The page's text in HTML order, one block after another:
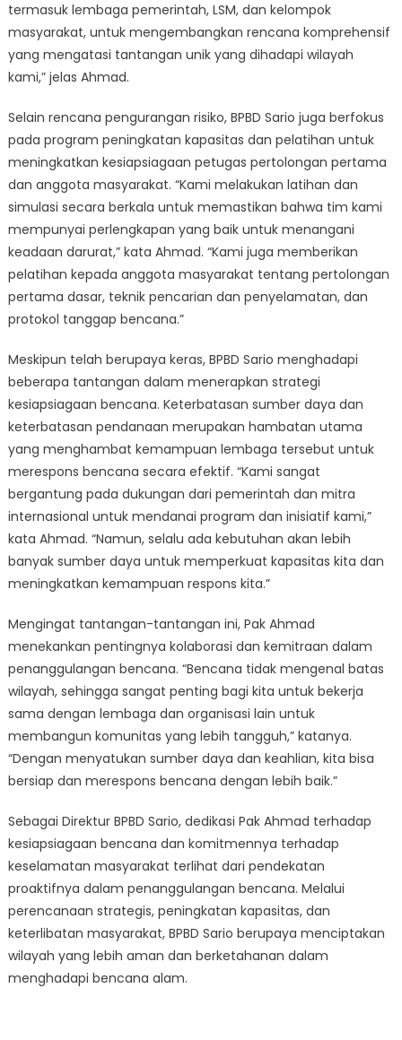
termasuk lembaga pemerintah, LSM, dan kelompok
masyarakat, untuk mengembangkan rencana komprehensif
yang mengatasi tantangan unik yang dihadapi wilayah
kami,” jelas Ahmad.
Selain rencana pengurangan risiko, BPBD Sario juga berfokus
pada program peningkatan kapasitas dan pelatihan untuk
meningkatkan kesiapsiagaan petugas pertolongan pertama
dan anggota masyarakat. “Kami melakukan latihan dan
simulasi secara berkala untuk memastikan bahwa tim kami
mempunyai perlengkapan yang baik untuk menangani
keadaan darurat,” kata Ahmad. “Kami juga memberikan
pelatihan kepada anggota masyarakat tentang pertolongan
pertama dasar, teknik pencarian dan penyelamatan, dan
protokol tanggap bencana.”
Meskipun telah berupaya keras, BPBD Sario menghadapi
beberapa tantangan dalam menerapkan strategi
kesiapsiagaan bencana. Keterbatasan sumber daya dan
keterbatasan pendanaan merupakan hambatan utama
yang menghambat kemampuan lembaga tersebut untuk
merespons bencana secara efektif. “Kami sangat
bergantung pada dukungan dari pemerintah dan mitra
internasional untuk mendanai program dan inisiatif kami,”
kata Ahmad. “Namun, selalu ada kebutuhan akan lebih
banyak sumber daya untuk memperkuat kapasitas kita dan
meningkatkan kemampuan respons kita.”
Mengingat tantangan-tantangan ini, Pak Ahmad
menekankan pentingnya kolaborasi dan kemitraan dalam
penanggulangan bencana. “Bencana tidak mengenal batas
wilayah, sehingga sangat penting bagi kita untuk bekerja
sama dengan lembaga dan organisasi lain untuk
membangun komunitas yang lebih tangguh,” katanya.
“Dengan menyatukan sumber daya dan keahlian, kita bisa
bersiap dan merespons bencana dengan lebih baik.”
Sebagai Direktur BPBD Sario, dedikasi Pak Ahmad terhadap
kesiapsiagaan bencana dan komitmennya terhadap
keselamatan masyarakat terlihat dari pendekatan
proaktifnya dalam penanggulangan bencana. Melalui
perencanaan strategis, peningkatan kapasitas, dan
keterlibatan masyarakat, BPBD Sario berupaya menciptakan
wilayah yang lebih aman dan berketahanan dalam
menghadapi bencana alam.